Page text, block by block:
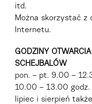
itd.
Można skorzystać z
Internetu.
GODZINY
SCHEJBALÓW
pon. – pt. 9.00 –
10.00 – 13.00 godz.
lipiec i sierpień